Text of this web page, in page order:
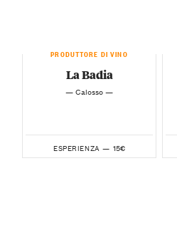
PRODUTTORE DI VINO
La Badia
— Calosso —
ESPERIENZA — 15€